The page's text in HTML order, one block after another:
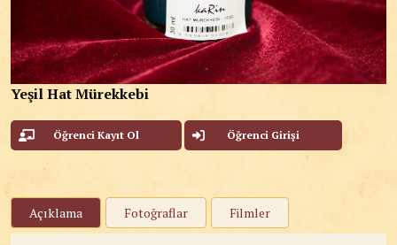
Yeşil Hat Mürekkebi
Öğrenci Kayıt Ol Öğrenci Girişi
Açıklama Fotoğraflar Filmler